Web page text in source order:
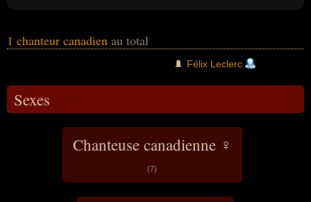
1 chanteur canadien au total
Félix Leclerc
Sexes
Chanteuse canadienne ♀
(7)